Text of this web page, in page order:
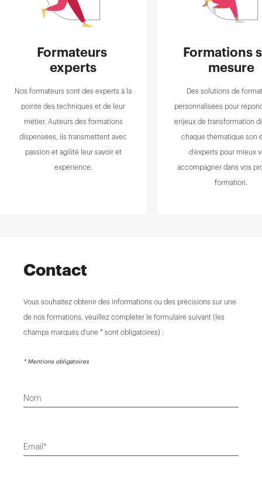
Formateurs
experts
Nos formateurs sont des experts à la
pointe des techniques et de leur
métier. Auteurs des formations
dispensées, ils transmettent avec
passion et agilité leur savoir et
expérience.
Formations
mesure
Des solutions de
personnalisées pour
enjeux de transformation
chaque thématique son
d’experts pour mieux
accompagner dans vos
formation.
Contact
Vous souhaitez obtenir des informations ou des précisions sur une
de nos formations, veuillez compléter le formulaire suivant (les
champs marqués d’une * sont obligatoires) :
* Mentions obligatoires
Nom
Email*